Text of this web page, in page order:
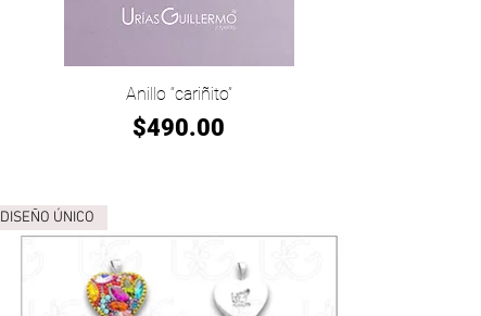
Vista rápida
Anillo “cariñito”
Precio
$490.00
DISEÑO ÚNICO